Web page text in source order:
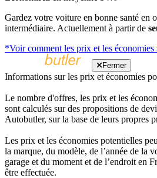
Gardez votre voiture en bonne santé en
intermédiaire. Actuellement à partir de
*Voir comment les prix et les économies
Fermer
Informations sur les prix et économies
Le nombre d'offres, les prix et les
sont calculés sur des propositions de
Autobutler, sur la base de leurs propres
Les prix et les économies potentielles
la marque, du modèle, de l’année de la
garage et du moment et de l’endroit en
être effectuée.